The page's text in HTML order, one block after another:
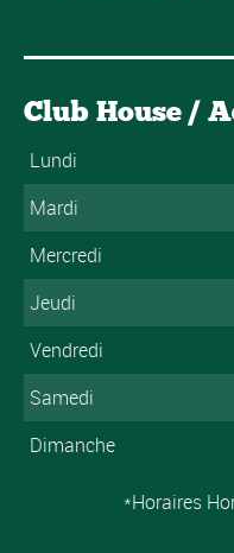
Club House /
Lundi
Mardi
Mercredi
Jeudi
Vendredi
Samedi
Dimanche
*Horaires